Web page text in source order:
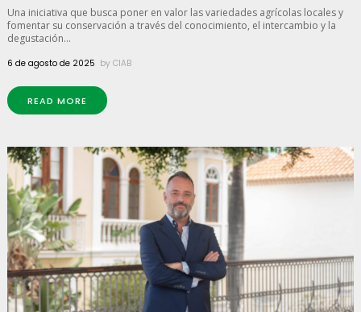
Una iniciativa que busca poner en valor las variedades agrícolas locales y
fomentar su conservación a través del conocimiento, el intercambio y la
degustación...
6 de agosto de 2025 by CIAB
READ MORE